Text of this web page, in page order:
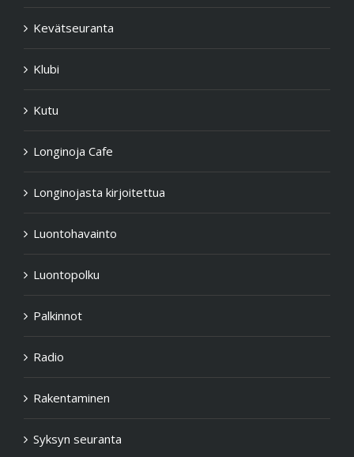
Kevätseuranta
Klubi
Kutu
Longinoja Cafe
Longinojasta kirjoitettua
Luontohavainto
Luontopolku
Palkinnot
Radio
Rakentaminen
Syksyn seuranta